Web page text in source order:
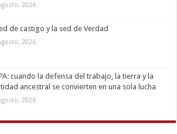
2026
de castigo y la sed de Verdad
2026
cuando la defensa del trabajo, la tierra y la
ancestral se convierten en una sola lucha
2026